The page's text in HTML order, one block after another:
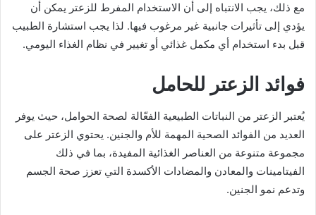
مع ذلك، يجب الانتباه إلى أن الاستخدام المفرط للزعتر يمكن أن
يؤدي إلى تأثيرات جانبية غير مرغوب فيها. لذا يجب استشارة الطبيب
قبل بدء استخدام أي مكمل غذائي أو تغيير في نظام الغذاء اليومي.
فوائد الزعتر للحامل
يُعتبر الزعتر من النباتات الطبيعية الفعّالة لصحة الحوامل، حيث يوفر
العديد من الفوائد الصحية المهمة للأم والجنين. يحتوي الزعتر على
مجموعة متنوعة من العناصر الغذائية المفيدة، بما في ذلك
الفيتامينات والمعادن والمضادات الأكسدة التي تعزز صحة الجسم
وتدعم نمو الجنين.